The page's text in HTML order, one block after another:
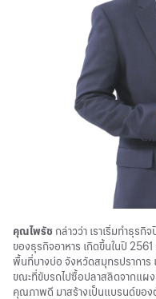
คุณไพรัช กล่าวว่า เราเริ่มทำธุรกิ
ของธุรกิจอาหาร เกิดขึ้นในปี
พื้นที่บางบ่อ จังหวัดสมุทรปราการ
ขณะที่ขับรถไปซื้อปลาสลิดจากแผง
คุณภาพดี มาสร้างเป็นแบรนด์ของ